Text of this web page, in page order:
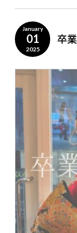
January
01
2025
卒